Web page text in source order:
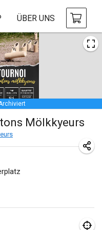
ÜBER UNS
Mölkkyeurs
Noël
Frankreich
Indoor Polish Championship - Halowe Mistrzostwa Polski w Mölkky
Polen
ASPTTOM